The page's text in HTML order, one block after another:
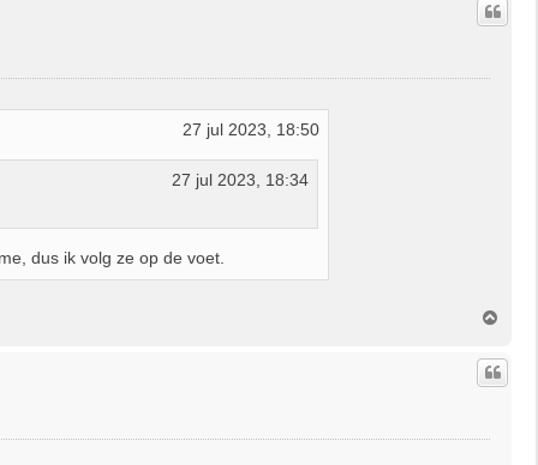
o
27 jul 2023, 18:50
27 jul 2023, 18:34
dus ik volg ze op de voet.
h
o